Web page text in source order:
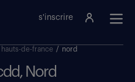
s'inscrire
hauts-de-france / nord
Nord